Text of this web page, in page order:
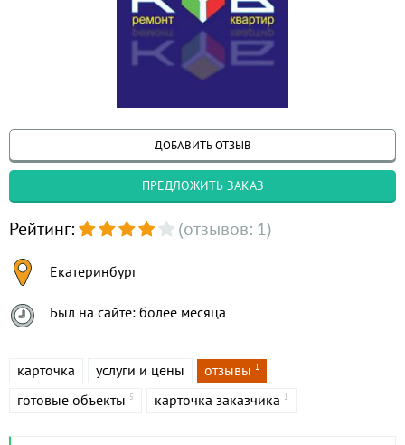
ДОБАВИТЬ ОТЗЫВ
ПРЕДЛОЖИТЬ ЗАКАЗ
Рейтинг: (отзывов: 1)
Екатеринбург
Был на сайте: более месяца
карточка услуги и цены отзывы 1
готовые объекты 5 карточка заказчика 1